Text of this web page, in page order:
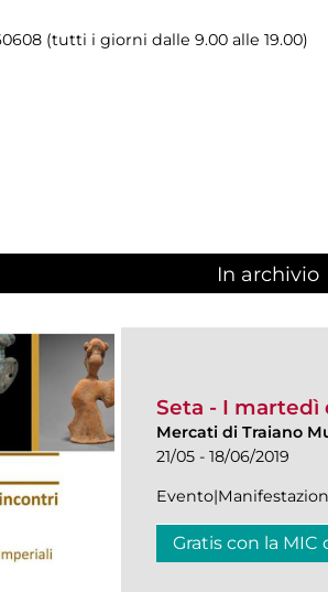
(tutti i giorni dalle 9.00 alle 19.00)
In archivio
Seta - I martedì
Mercati di Traiano
21/05 - 18/06/2019
Gratis con la MIC